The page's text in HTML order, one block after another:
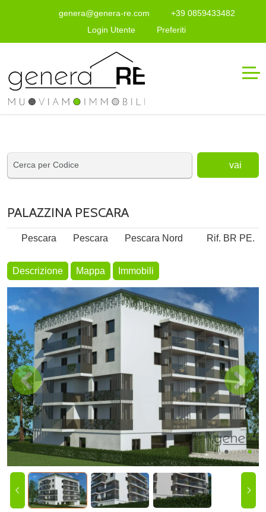
genera@genera-re.com
+39 0859433482
Login Utente
Preferiti
vai
PALAZZINA PESCARA
Pescara Pescara Pescara Nord Rif. BR PE.
Descrizione Mappa Immobili